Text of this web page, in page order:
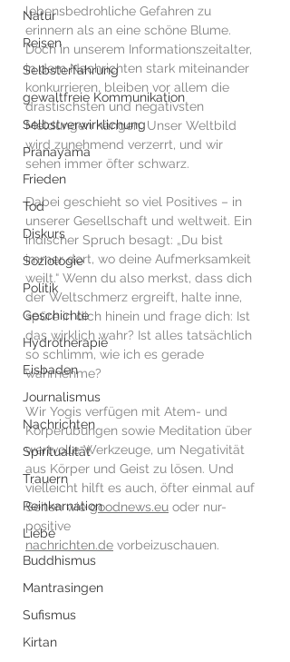
Natur
Reisen
Selbsterfahrung
gewaltfreie Kommunikation
Selbstverwirklichung
Pranayama
Frieden
Tod
Diskurs
Soziologie
Politik
Geschichte
Hydrotherapie
Eisbaden
Journalismus
Nachrichten
Spiritualität
Trauern
Reinkarnation
Liebe
Buddhismus
Mantrasingen
Sufismus
Kirtan
lebensbedrohliche Gefahren zu
erinnern als an eine schöne Blume.
Doch in unserem Informationszeitalter,
in dem Nachrichten stark miteinander
konkurrieren, bleiben vor allem die
drastischsten und negativsten
Meldungen hängen. Unser Weltbild
wird zunehmend verzerrt, und wir
sehen immer öfter schwarz.
Dabei geschieht so viel Positives – in
unserer Gesellschaft und weltweit. Ein
indischer Spruch besagt: „Du bist
immer dort, wo deine Aufmerksamkeit
weilt.“ Wenn du also merkst, dass dich
der Weltschmerz ergreift, halte inne,
spüre in dich hinein und frage dich: Ist
das wirklich wahr? Ist alles tatsächlich
so schlimm, wie ich es gerade
wahrnehme?
Wir Yogis verfügen mit Atem- und
Körperübungen sowie Meditation über
wertvolle Werkzeuge, um Negativität
aus Körper und Geist zu lösen. Und
vielleicht hilft es auch, öfter einmal auf
Seiten wie goodnews.eu oder nur-
positive
nachrichten.de vorbeizuschauen.